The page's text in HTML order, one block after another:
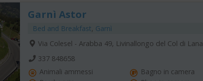
Garnì Astor
Bed and Breakfast, Garnì
Via Colesel - Arabba 49, Livinallongo del Col di Lana
337 848658
Animali ammessi
Bagno in camera